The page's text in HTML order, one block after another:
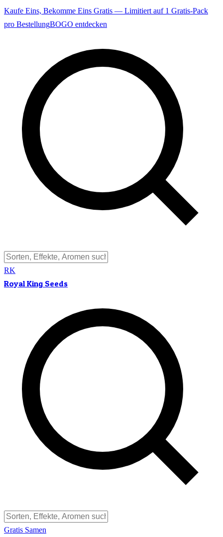
Kaufe Eins, Bekomme Eins Gratis — Limitiert auf 1 Gratis-Pack
pro BestellungBOGO entdecken
RK
Royal King Seeds
Gratis Samen